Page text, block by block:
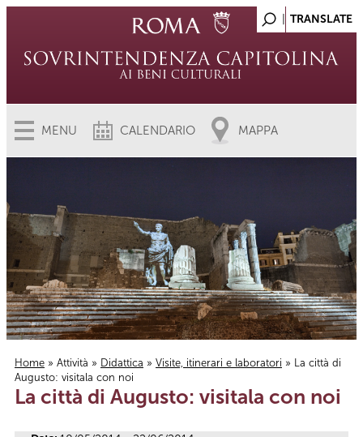
MENU CALENDARIO MAPPA
Tu sei qui
Home » Attività » Didattica » Visite, itinerari e laboratori » La città di
Augusto: visitala con noi
La città di Augusto: visitala con noi